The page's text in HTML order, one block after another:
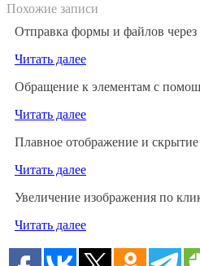
Похожие записи
Отправка формы и файлов
Читать далее
Обращение к элементам с
Читать далее
Плавное отображение и
Читать далее
Увеличение изображения по
Читать далее